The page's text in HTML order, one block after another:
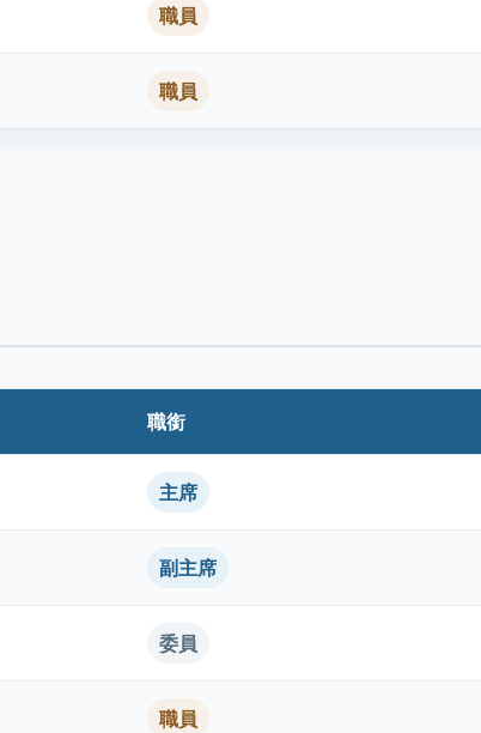
職員
職員
職銜
主席
副主席
委員
職員